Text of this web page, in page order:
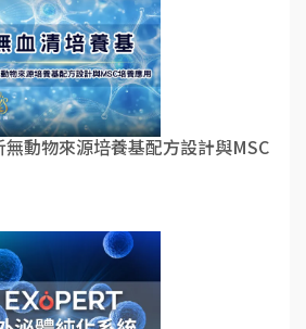
動物來源培養基配方設計與MSC